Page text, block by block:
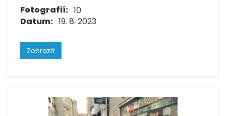
Fotografií: 10
Datum: 19. 8. 2023
Zobrazit